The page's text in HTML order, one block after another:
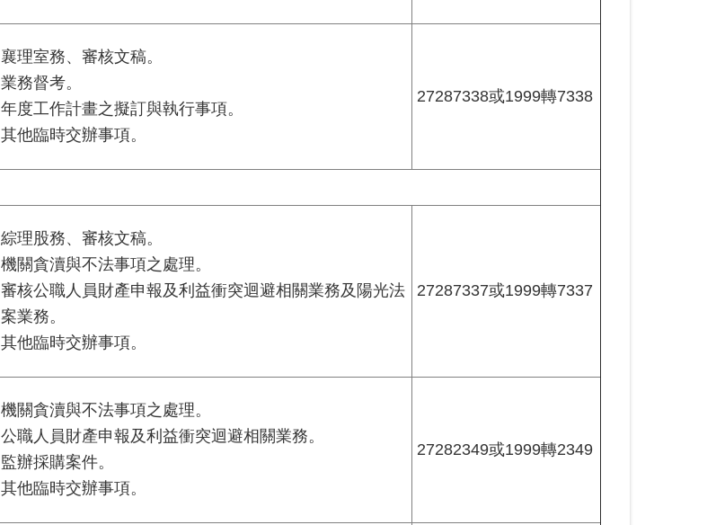
襄理室務、審核文稿。
業務督考。
年度工作計畫之擬訂與執行事項。
其他臨時交辦事項。
27287338或1999轉7338
綜理股務、審核文稿。
機關貪瀆與不法事項之處理。
審核公職人員財產申報及利益衝突迴避相關業務及陽光法
案業務。
其他臨時交辦事項。
27287337或1999轉7337
機關貪瀆與不法事項之處理。
公職人員財產申報及利益衝突迴避相關業務。
監辦採購案件。
其他臨時交辦事項。
27282349或1999轉2349